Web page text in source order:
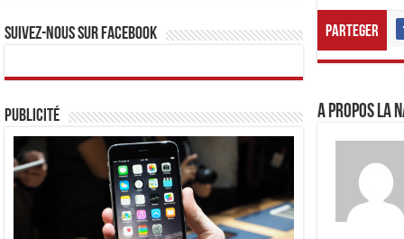
Parteger
A propos LA
Suivez-nous sur Facebook
Publicité